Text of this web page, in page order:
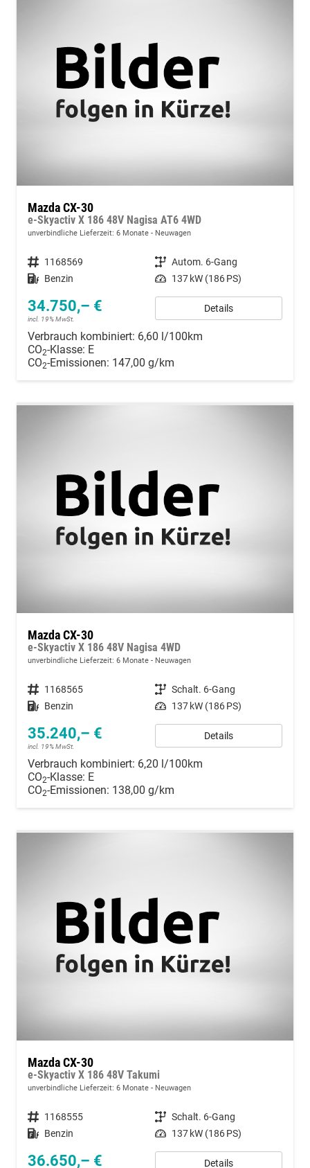
Mazda CX-30
e-Skyactiv X 186 48V Nagisa AT6 4WD
unverbindliche Lieferzeit: 6 Monate Neuwagen
Fahrzeugnummer 1168569 Getriebe Autom. 6-Gang
Kraftstoff Benzin Leistung 137 kW (186 PS)
34.750,– €
incl. 19% MwSt.
Details
Verbrauch kombiniert: 6,60 l/100km
CO2-Klasse: E
CO2-Emissionen: 147,00 g/km
Mazda CX-30
e-Skyactiv X 186 48V Nagisa 4WD
unverbindliche Lieferzeit: 6 Monate Neuwagen
Fahrzeugnummer 1168565 Getriebe Schalt. 6-Gang
Kraftstoff Benzin Leistung 137 kW (186 PS)
35.240,– €
incl. 19% MwSt.
Details
Verbrauch kombiniert: 6,20 l/100km
CO2-Klasse: E
CO2-Emissionen: 138,00 g/km
Mazda CX-30
e-Skyactiv X 186 48V Takumi
unverbindliche Lieferzeit: 6 Monate Neuwagen
Fahrzeugnummer 1168555 Getriebe Schalt. 6-Gang
Kraftstoff Benzin Leistung 137 kW (186 PS)
36.650,– € Details